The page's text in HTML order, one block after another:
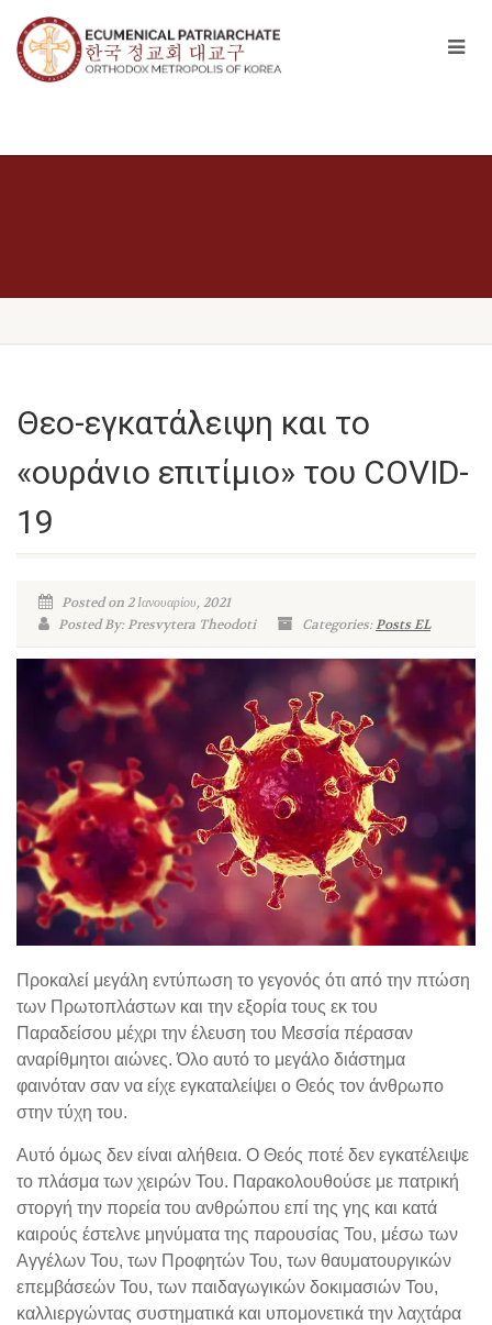
Θεο-εγκατάλειψη και το
«ουράνιο επιτίμιο» του COVID-
19
Posted on 2 Ιανουαρίου, 2021
Posted By: Presvytera Theodoti
Categories:Posts EL
Προκαλεί μεγάλη εντύπωση το γεγονός ότι από την πτώση
των Πρωτοπλάστων και την εξορία τους εκ του
Παραδείσου μέχρι την έλευση του Μεσσία πέρασαν
αναρίθμητοι αιώνες. Όλο αυτό το μεγάλο διάστημα
φαινόταν σαν να είχε εγκαταλείψει ο Θεός τον άνθρωπο
στην τύχη του.
Αυτό όμως δεν είναι αλήθεια. Ο Θεός ποτέ δεν εγκατέλειψε
το πλάσμα των χειρών Του. Παρακολουθούσε με πατρική
στοργή την πορεία του ανθρώπου επί της γης και κατά
καιρούς έστελνε μηνύματα της παρουσίας Του, μέσω των
Αγγέλων Του, των Προφητών Του, των θαυματουργικών
επεμβάσεών Του, των παιδαγωγικών δοκιμασιών Του,
καλλιεργώντας συστηματικά και υπομονετικά την λαχτάρα